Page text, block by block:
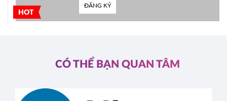
HOT
ĐĂNG KÝ
CÓ THỂ BẠN QUAN TÂM